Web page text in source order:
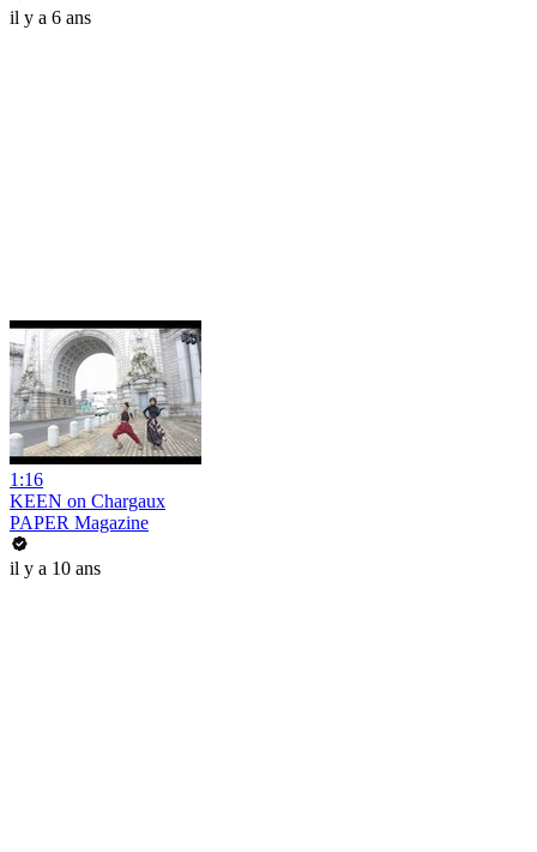
il y a 6 ans
1:16
KEEN on Chargaux
PAPER Magazine
il y a 10 ans